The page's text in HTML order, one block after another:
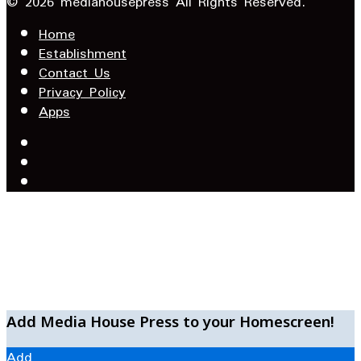
Home
Establishment
Contact Us
Privacy Policy
Apps
Add Media House Press to your Homescreen!